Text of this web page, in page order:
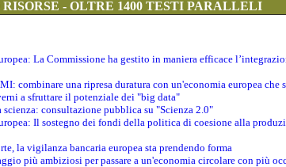
- OLTRE 1400 TESTI PARALLELI
La Commissione ha gestito in maniera efficace
combinare una ripresa duratura con un'economia europea
a sfruttare il potenziale dei "big data"
consultazione pubblica su "Scienza 2.0"
Il sostegno dei fondi della politica di coesione alla
la vigilanza bancaria europea sta prendendo forma
più ambiziosi per passare a un'economia circolare con più